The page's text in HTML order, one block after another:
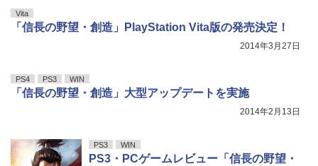
Vita
「信長の野望・創造」PlayStation Vita版の発売決定！
2014年3月27日
PS4 PS3 WIN
「信長の野望・創造」大型アップデートを実施
2014年2月13日
PS3 WIN
PS3・PCゲームレビュー「信長の野望・